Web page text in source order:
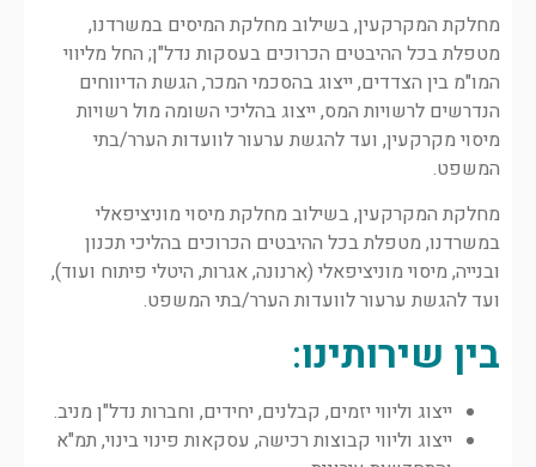
מחלקת המקרקעין, בשילוב מחלקת המיסים במשרדנו,
מטפלת בכל ההיבטים הכרוכים בעסקות נדל"ן; החל מליווי
המו"מ בין הצדדים, ייצוג בהסכמי המכר, הגשת הדיווחים
הנדרשים לרשויות המס, ייצוג בהליכי השומה מול רשויות
מיסוי מקרקעין, ועד להגשת ערעור לוועדות הערר/בתי
המשפט.
מחלקת המקרקעין, בשילוב מחלקת מיסוי מוניציפאלי
במשרדנו, מטפלת בכל ההיבטים הכרוכים בהליכי תכנון
ובנייה, מיסוי מוניציפאלי (ארנונה, אגרות, היטלי פיתוח ועוד),
ועד להגשת ערעור לוועדות הערר/בתי המשפט.
בין שירותינו:
ייצוג וליווי יזמים, קבלנים, יחידים, וחברות נדל"ן מניב.
ייצוג וליווי קבוצות רכישה, עסקאות פינוי בינוי, תמ"א